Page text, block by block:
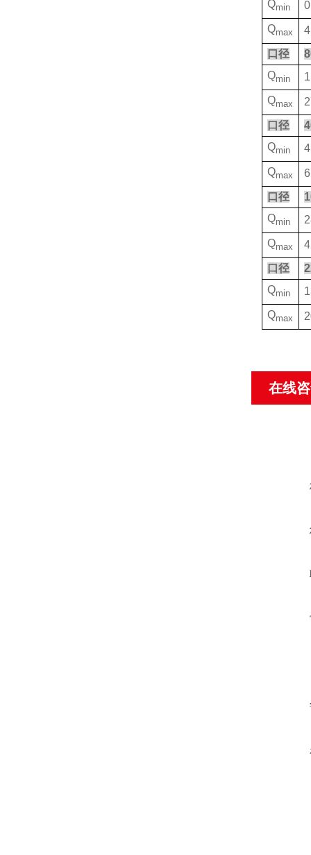
Qmin
Qmax
口径
Qmin
Qmax
口径
Qmin
Qmax
口径
Qmin
Qmax
口径
Qmin
Qmax
在线